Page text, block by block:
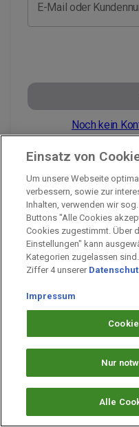
E-Mail oder
Noch kein
Impressum
Unternehmen
Arbeiten bei PAYBACK
Fragen & Hilfe
Datenschutz
Cookie-Einstellungen
Einsatz von
Um unsere Webseite
verbessern, sowie zur
Inhalten, verwenden wir
Buttons "Alle Cookies
Cookies zugestimmt. Über
Einstellungen" kann
Kategorien zugelassen
Ziffer 4 unserer
Impressum
Nur
Alle